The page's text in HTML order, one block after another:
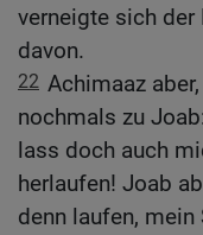
verneigte sich
davon.
22 Achimaaz
nochmals zu
lass doch auch
herlaufen! Joab
denn laufen, mein